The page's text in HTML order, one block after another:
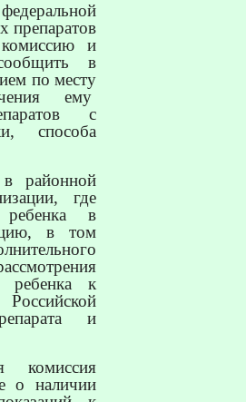
препаратов
и
в
по месту
ему
с
способа
районной
где
ребенка в
в том
ребенка к
и
комиссия
о наличии